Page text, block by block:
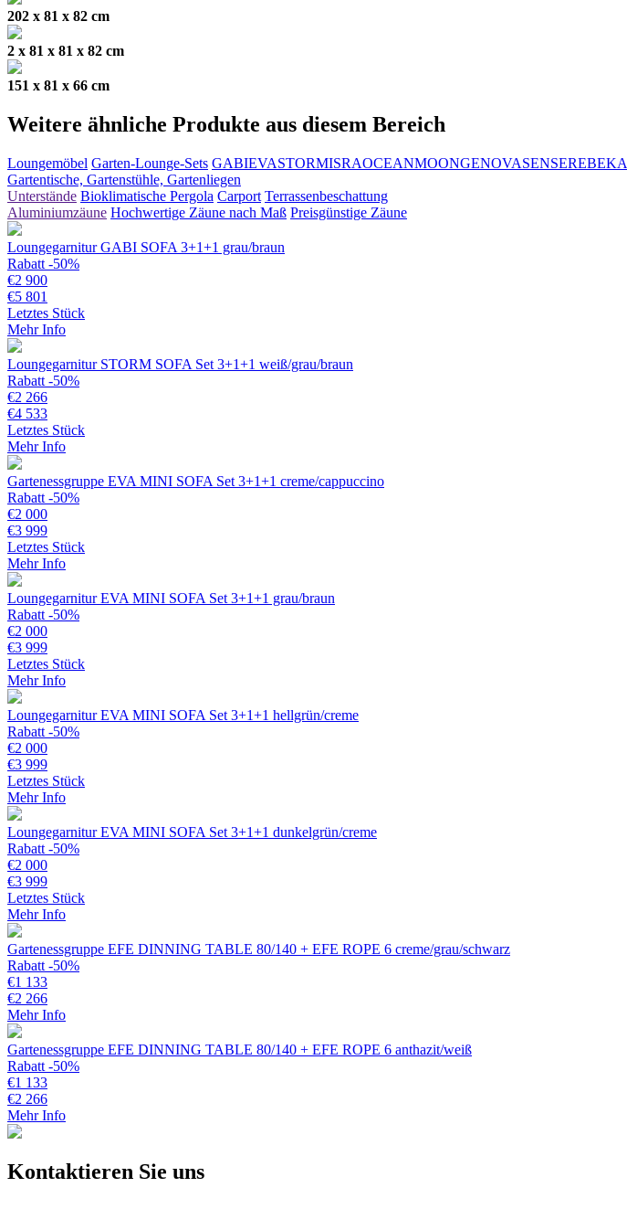
202 x 81 x 82 cm
2 x 81 x 81 x 82 cm
151 x 81 x 66 cm
Weitere ähnliche Produkte aus diesem Bereich
Loungemöbel Garten-Lounge-Sets GABIEVASTORMISRAOCEANMOONGENOVASENSEREBEKA
Gartentische, Gartenstühle, Gartenliegen
Unterstände Bioklimatische Pergola Carport Terrassenbeschattung
Aluminiumzäune Hochwertige Zäune nach Maß Preisgünstige Zäune
Loungegarnitur GABI SOFA 3+1+1 grau/braun
Rabatt -50%
€2 900
€5 801
Letztes Stück
Mehr Info
Loungegarnitur STORM SOFA Set 3+1+1 weiß/grau/braun
Rabatt -50%
€2 266
€4 533
Letztes Stück
Mehr Info
Gartenessgruppe EVA MINI SOFA Set 3+1+1 creme/cappuccino
Rabatt -50%
€2 000
€3 999
Letztes Stück
Mehr Info
Loungegarnitur EVA MINI SOFA Set 3+1+1 grau/braun
Rabatt -50%
€2 000
€3 999
Letztes Stück
Mehr Info
Loungegarnitur EVA MINI SOFA Set 3+1+1 hellgrün/creme
Rabatt -50%
€2 000
€3 999
Letztes Stück
Mehr Info
Loungegarnitur EVA MINI SOFA Set 3+1+1 dunkelgrün/creme
Rabatt -50%
€2 000
€3 999
Letztes Stück
Mehr Info
Gartenessgruppe EFE DINNING TABLE 80/140 + EFE ROPE 6 creme/grau/schwarz
Rabatt -50%
€1 133
€2 266
Mehr Info
Gartenessgruppe EFE DINNING TABLE 80/140 + EFE ROPE 6 anthazit/weiß
Rabatt -50%
€1 133
€2 266
Mehr Info
Kontaktieren Sie uns